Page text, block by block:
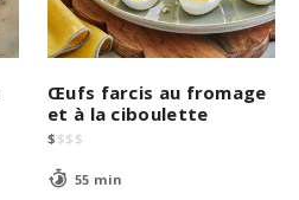
Œufs farcis au fromage
et à la ciboulette
$ $$ $
55 min